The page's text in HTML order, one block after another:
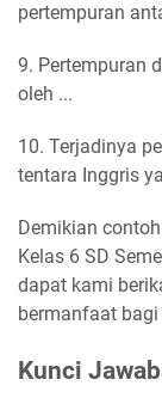
pertempuran
9. Pertempuran
oleh ...
10. Terjadinya
tentara Inggris
Demikian
Kelas 6 SD
dapat kami
bermanfaat bagi
Kunci